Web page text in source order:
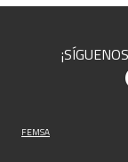
FEMSA